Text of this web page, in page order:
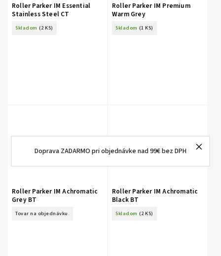
Doprava ZADARMO pri objednávke nad 99€ bez DPH
Roller Parker IM Essential
Stainless Steel CT
Skladom (2 KS)
Roller Parker IM Premium
Warm Grey
Skladom (1 KS)
Roller Parker IM Achromatic
Grey BT
Tovar na objednávku.
Roller Parker IM Achromatic
Black BT
Skladom (2 KS)